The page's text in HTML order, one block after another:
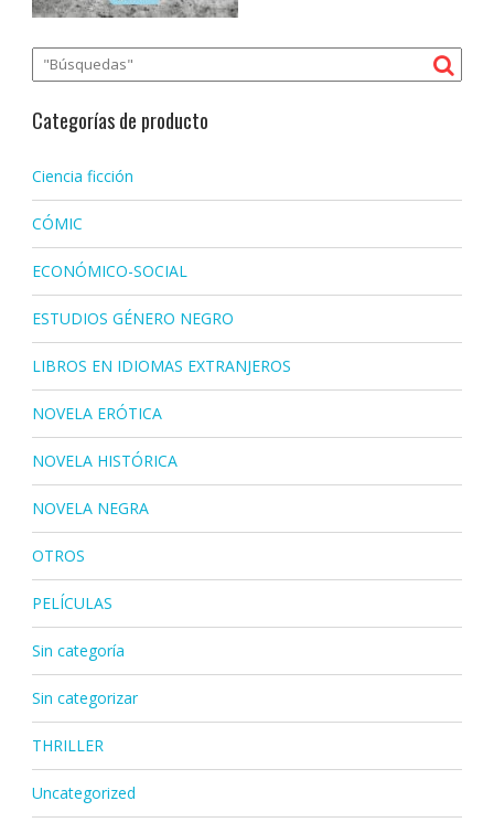
Categorías de producto
Ciencia ficción
CÓMIC
ECONÓMICO-SOCIAL
ESTUDIOS GÉNERO NEGRO
LIBROS EN IDIOMAS EXTRANJEROS
NOVELA ERÓTICA
NOVELA HISTÓRICA
NOVELA NEGRA
OTROS
PELÍCULAS
Sin categoría
Sin categorizar
THRILLER
Uncategorized